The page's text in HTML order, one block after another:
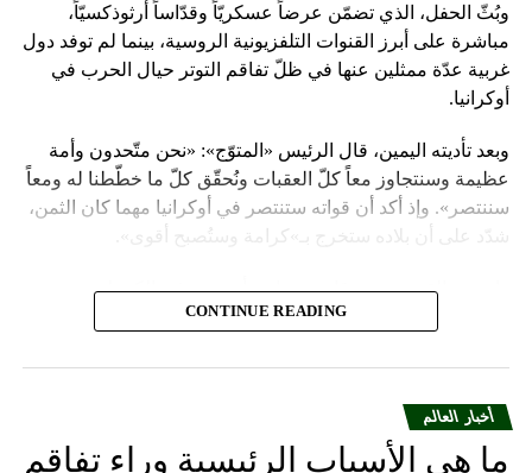
وبُثّ الحفل، الذي تضمّن عرضاً عسكريّاً وقدّاساً أرثوذكسيّاً،
مباشرة على أبرز القنوات التلفزيونية الروسية، بينما لم توفد دول
غربية عدّة ممثلين عنها في ظلّ تفاقم التوتر حيال الحرب في
أوكرانيا.
وبعد تأديته اليمين، قال الرئيس «المتوّج»: «نحن متّحدون وأمة
عظيمة وسنتجاوز معاً كلّ العقبات ونُحقّق كلّ ما خطّطنا له ومعاً
سننتصر». وإذ أكد أن قواته ستنتصر في أوكرانيا مهما كان الثمن،
شدّد على أن بلاده ستخرج بـ»كرامة وستُصبح أقوى».
واعتبر «القيصر» من قاعة «سانت أندروز» في الكرملين، حيث
استُقبل بتصفيق حار من المسؤولين الروس وأبرز الشخصيات
هائل ومسؤولية ومهمّة مقدّسة».
وبعدما وقف بمفرده تحت المطر بينما شاهد عرضاً عسكريّاً،
باركه رئيس الكنيسة الأرثوذكسية الروسية البطريرك كيريل الذي
CONTINUE READING
أخبار العالم
ما هي الأسباب الرئيسية وراء تفاقم